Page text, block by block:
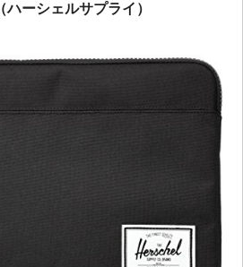
ーシェルサプライ）